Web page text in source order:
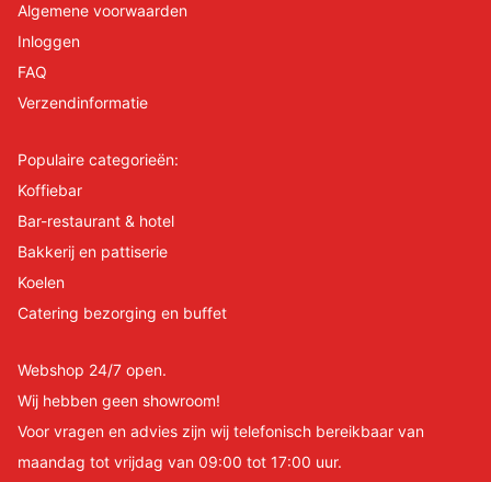
Algemene voorwaarden
Inloggen
FAQ
Verzendinformatie
Populaire categorieën:
Koffiebar
Bar-restaurant & hotel
Bakkerij en pattiserie
Koelen
Catering bezorging en buffet
Webshop 24/7 open.
Wij hebben geen showroom!
Voor vragen en advies zijn wij telefonisch bereikbaar van
maandag tot vrijdag van 09:00 tot 17:00 uur.